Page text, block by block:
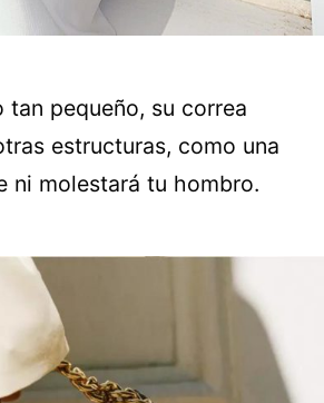
tan pequeño, su correa
estructuras, como una
ni molestará tu hombro.